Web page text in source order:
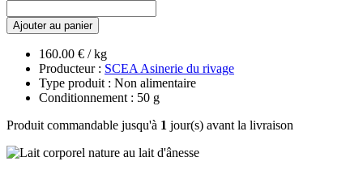
Ajouter au panier
160.00 € / kg
Producteur : SCEA Asinerie du rivage
Type produit : Non alimentaire
Conditionnement : 50 g
Produit commandable jusqu'à 1 jour(s) avant la livraison